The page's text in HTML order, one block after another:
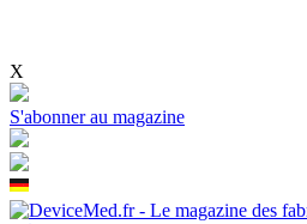
X
S'abonner au magazine